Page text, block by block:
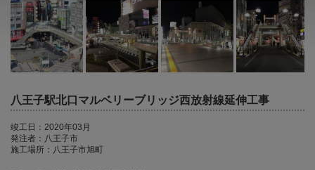
八王子駅北口マルベリーブリッジ西放射線延伸工事
竣工日：2020年03月
発注者：八王子市
施工場所：八王子市旭町